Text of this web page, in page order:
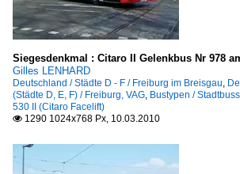
Siegesdenkmal : Citaro II Gelenkbus Nr 978
Gilles LENHARD
Deutschland / Städte D - F / Freiburg im Breisgau,
(Städte D, E, F) / Freiburg, VAG, Bustypen /
530 II (Citaro Facelift)
 1290 1024x768 Px, 10.03.2010